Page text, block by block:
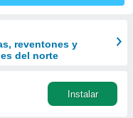
reventones y
del norte
Instalar